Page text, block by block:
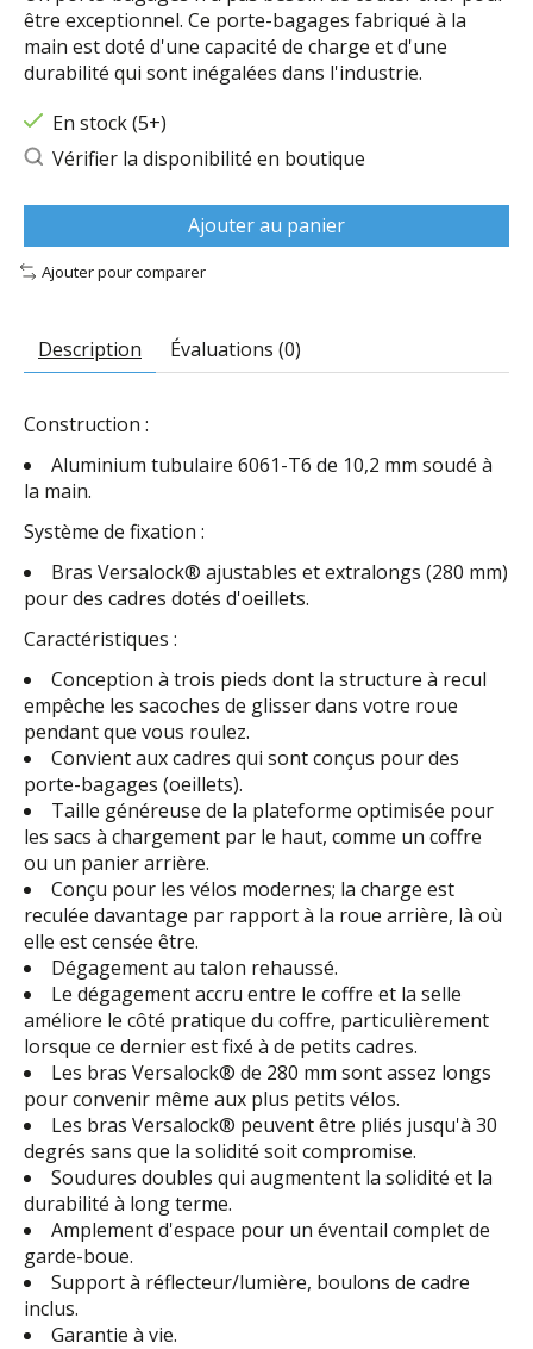
être exceptionnel. Ce porte-bagages fabriqué à la
main est doté d'une capacité de charge et d'une
durabilité qui sont inégalées dans l'industrie.
En stock (5+)
Vérifier la disponibilité en boutique
Ajouter au panier
Ajouter pour comparer
Description Évaluations (0)
Construction :
Aluminium tubulaire 6061-T6 de 10,2 mm soudé à
la main.
Système de fixation :
Bras Versalock® ajustables et extralongs (280 mm)
pour des cadres dotés d'oeillets.
Caractéristiques :
Conception à trois pieds dont la structure à recul
empêche les sacoches de glisser dans votre roue
pendant que vous roulez.
Convient aux cadres qui sont conçus pour des
porte-bagages (oeillets).
Taille généreuse de la plateforme optimisée pour
les sacs à chargement par le haut, comme un coffre
ou un panier arrière.
Conçu pour les vélos modernes; la charge est
reculée davantage par rapport à la roue arrière, là où
elle est censée être.
Dégagement au talon rehaussé.
Le dégagement accru entre le coffre et la selle
améliore le côté pratique du coffre, particulièrement
lorsque ce dernier est fixé à de petits cadres.
Les bras Versalock® de 280 mm sont assez longs
pour convenir même aux plus petits vélos.
Les bras Versalock® peuvent être pliés jusqu'à 30
degrés sans que la solidité soit compromise.
Soudures doubles qui augmentent la solidité et la
durabilité à long terme.
Amplement d'espace pour un éventail complet de
garde-boue.
Support à réflecteur/lumière, boulons de cadre
inclus.
Garantie à vie.